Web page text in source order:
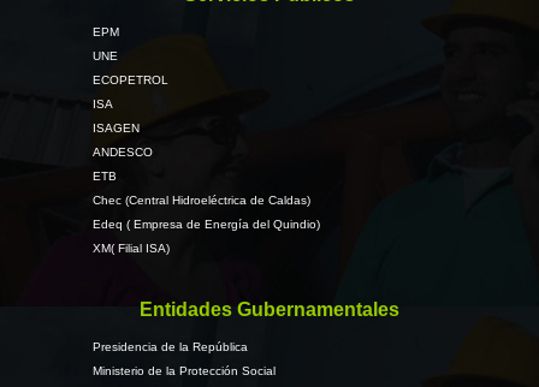
EPM
UNE
ECOPETROL
ISA
ISAGEN
ANDESCO
ETB
Chec (Central Hidroeléctrica de Caldas)
Edeq ( Empresa de Energía del Quindio)
XM( Filial ISA)
Entidades Gubernamentales
Presidencia de la República
Ministerio de la Protección Social